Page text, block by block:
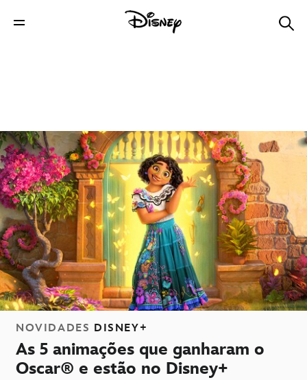
NOVIDADES DISNEY+
As 5 animações que ganharam o
Oscar® e estão no Disney+